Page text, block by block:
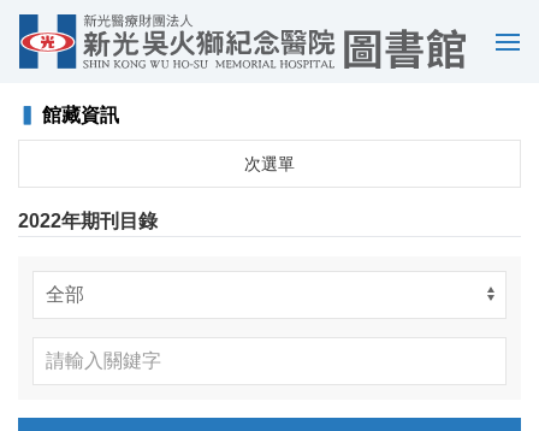
選
館藏資訊
次選單
2022年期刊目錄